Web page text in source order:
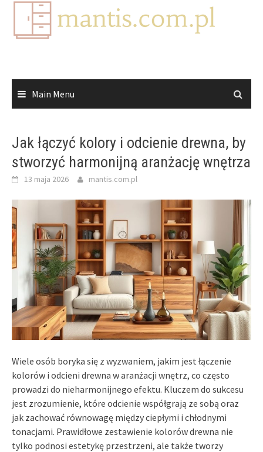
Skip
content
Main Menu
Jak łączyć kolory i odcienie drewna, by
stworzyć harmonijną aranżację wnętrza
13 maja 2026 mantis.com.pl
Wiele osób boryka się z wyzwaniem, jakim jest łączenie
kolorów i odcieni drewna w aranżacji wnętrz, co często
prowadzi do nieharmonijnego efektu. Kluczem do sukcesu
jest zrozumienie, które odcienie współgrają ze sobą oraz
jak zachować równowagę między ciepłymi i chłodnymi
tonacjami. Prawidłowe zestawienie kolorów drewna nie
tylko podnosi estetykę przestrzeni, ale także tworzy